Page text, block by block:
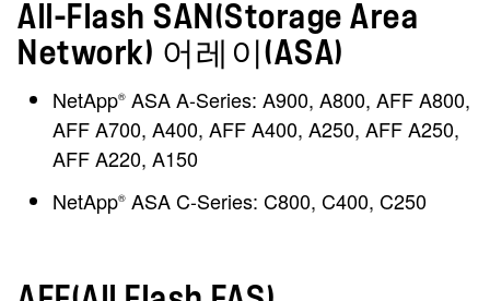
All-Flash SAN(Storage Area
Network) 어레이(ASA)
NetApp® ASA A-Series: A900, A800, AFF A800,
AFF A700, A400, AFF A400, A250, AFF A250,
AFF A220, A150
NetApp® ASA C-Series: C800, C400, C250